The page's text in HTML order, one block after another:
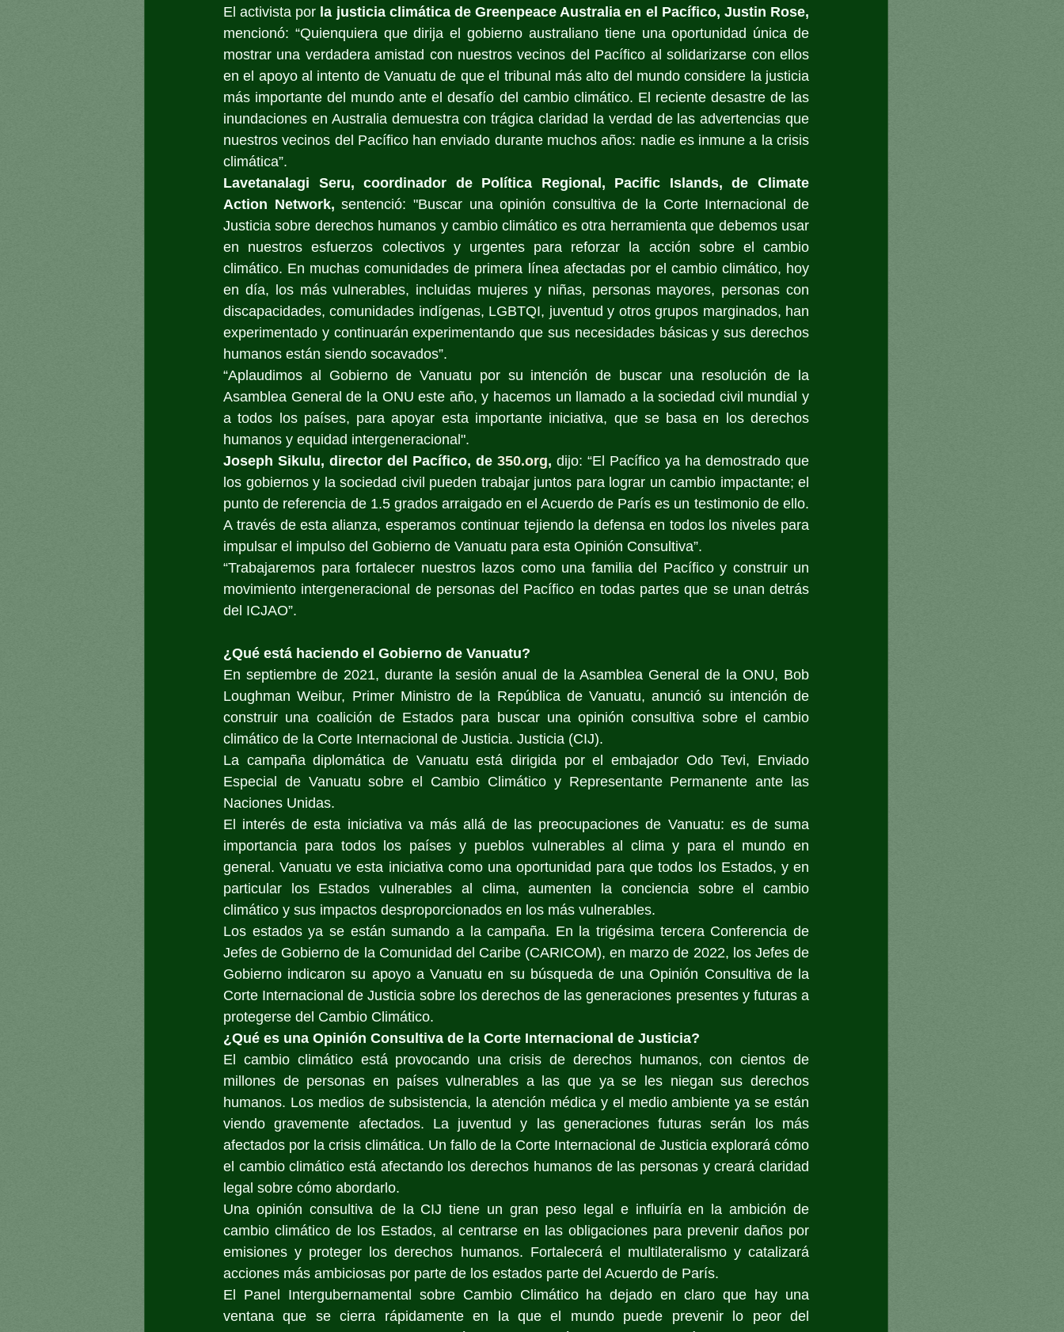
El activista por la justicia climática de Greenpeace Australia en el Pacífico, Justin Rose,
mencionó: “Quienquiera que dirija el gobierno australiano tiene una oportunidad única de
mostrar una verdadera amistad con nuestros vecinos del Pacífico al solidarizarse con ellos
en el apoyo al intento de Vanuatu de que el tribunal más alto del mundo considere la justicia
más importante del mundo ante el desafío del cambio climático. El reciente desastre de las
inundaciones en Australia demuestra con trágica claridad la verdad de las advertencias que
nuestros vecinos del Pacífico han enviado durante muchos años: nadie es inmune a la crisis
climática”.
Lavetanalagi Seru, coordinador de Política Regional, Pacific Islands, de Climate
Action Network, sentenció: "Buscar una opinión consultiva de la Corte Internacional de
Justicia sobre derechos humanos y cambio climático es otra herramienta que debemos usar
en nuestros esfuerzos colectivos y urgentes para reforzar la acción sobre el cambio
climático. En muchas comunidades de primera línea afectadas por el cambio climático, hoy
en día, los más vulnerables, incluidas mujeres y niñas, personas mayores, personas con
discapacidades, comunidades indígenas, LGBTQI, juventud y otros grupos marginados, han
experimentado y continuarán experimentando que sus necesidades básicas y sus derechos
humanos están siendo socavados”.
“Aplaudimos al Gobierno de Vanuatu por su intención de buscar una resolución de la
Asamblea General de la ONU este año, y hacemos un llamado a la sociedad civil mundial y
a todos los países, para apoyar esta importante iniciativa, que se basa en los derechos
humanos y equidad intergeneracional".
Joseph Sikulu, director del Pacífico, de 350.org, dijo: “El Pacífico ya ha demostrado que
los gobiernos y la sociedad civil pueden trabajar juntos para lograr un cambio impactante; el
punto de referencia de 1.5 grados arraigado en el Acuerdo de París es un testimonio de ello.
A través de esta alianza, esperamos continuar tejiendo la defensa en todos los niveles para
impulsar el impulso del Gobierno de Vanuatu para esta Opinión Consultiva”.
“Trabajaremos para fortalecer nuestros lazos como una familia del Pacífico y construir un
movimiento intergeneracional de personas del Pacífico en todas partes que se unan detrás
del ICJAO”.
¿Qué está haciendo el Gobierno de Vanuatu?
En septiembre de 2021, durante la sesión anual de la Asamblea General de la ONU, Bob
Loughman Weibur, Primer Ministro de la República de Vanuatu, anunció su intención de
construir una coalición de Estados para buscar una opinión consultiva sobre el cambio
climático de la Corte Internacional de Justicia. Justicia (CIJ).
La campaña diplomática de Vanuatu está dirigida por el embajador Odo Tevi, Enviado
Especial de Vanuatu sobre el Cambio Climático y Representante Permanente ante las
Naciones Unidas.
El interés de esta iniciativa va más allá de las preocupaciones de Vanuatu: es de suma
importancia para todos los países y pueblos vulnerables al clima y para el mundo en
general. Vanuatu ve esta iniciativa como una oportunidad para que todos los Estados, y en
particular los Estados vulnerables al clima, aumenten la conciencia sobre el cambio
climático y sus impactos desproporcionados en los más vulnerables.
Los estados ya se están sumando a la campaña. En la trigésima tercera Conferencia de
Jefes de Gobierno de la Comunidad del Caribe (CARICOM), en marzo de 2022, los Jefes de
Gobierno indicaron su apoyo a Vanuatu en su búsqueda de una Opinión Consultiva de la
Corte Internacional de Justicia sobre los derechos de las generaciones presentes y futuras a
protegerse del Cambio Climático.
¿Qué es una Opinión Consultiva de la Corte Internacional de Justicia?
El cambio climático está provocando una crisis de derechos humanos, con cientos de
millones de personas en países vulnerables a las que ya se les niegan sus derechos
humanos. Los medios de subsistencia, la atención médica y el medio ambiente ya se están
viendo gravemente afectados. La juventud y las generaciones futuras serán los más
afectados por la crisis climática. Un fallo de la Corte Internacional de Justicia explorará cómo
el cambio climático está afectando los derechos humanos de las personas y creará claridad
legal sobre cómo abordarlo.
Una opinión consultiva de la CIJ tiene un gran peso legal e influiría en la ambición de
cambio climático de los Estados, al centrarse en las obligaciones para prevenir daños por
emisiones y proteger los derechos humanos. Fortalecerá el multilateralismo y catalizará
acciones más ambiciosas por parte de los estados parte del Acuerdo de París.
El Panel Intergubernamental sobre Cambio Climático ha dejado en claro que hay una
ventana que se cierra rápidamente en la que el mundo puede prevenir lo peor del